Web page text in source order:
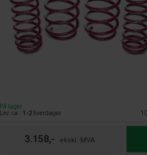
På lager
Lev. ca.: 1-2 hverdager
3.158,-